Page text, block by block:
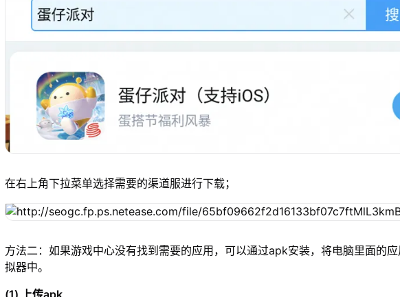
在右上角下拉菜单选择需要的渠道服进行下载；
方法二：如果游戏中心没有找到需要的应用，可以通过apk安装，将电脑里面的
拟器中。